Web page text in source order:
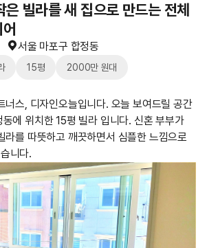
은 빌라를 새 집으로 만드는 전체
서울 마포구 합정동
15평 2000만 원대
너스, 디자인오늘입니다. 오늘 보여드릴 공간
에 위치한 15평 빌라 입니다. 신혼 부부가
라를 따뜻하고 깨끗하면서 심플한 느낌으로
니다.